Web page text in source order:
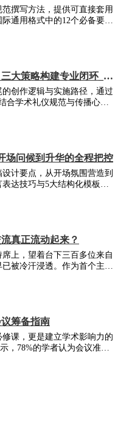
撰写方法，提供可直接套用
通用格式中的12个必备要
函的排版技巧与邮件营销策
大策略构建专业闭环_从
创作逻辑与实施路径，通过
合学术礼仪规范与传播心理
供可操作的实践框架。
场问候到升华的全程把控
计要点，从开场氛围营造到
达技巧与5大结构化模板。
真正流动起来？
上，望着台下三百多位来自
被冷汗浸透。作为首个主持
领悟到学术会议主持绝非流
筹备指南
课，更是建立学术影响力的
，78%的学者认为会议准备
术会议准备，已成为青年科